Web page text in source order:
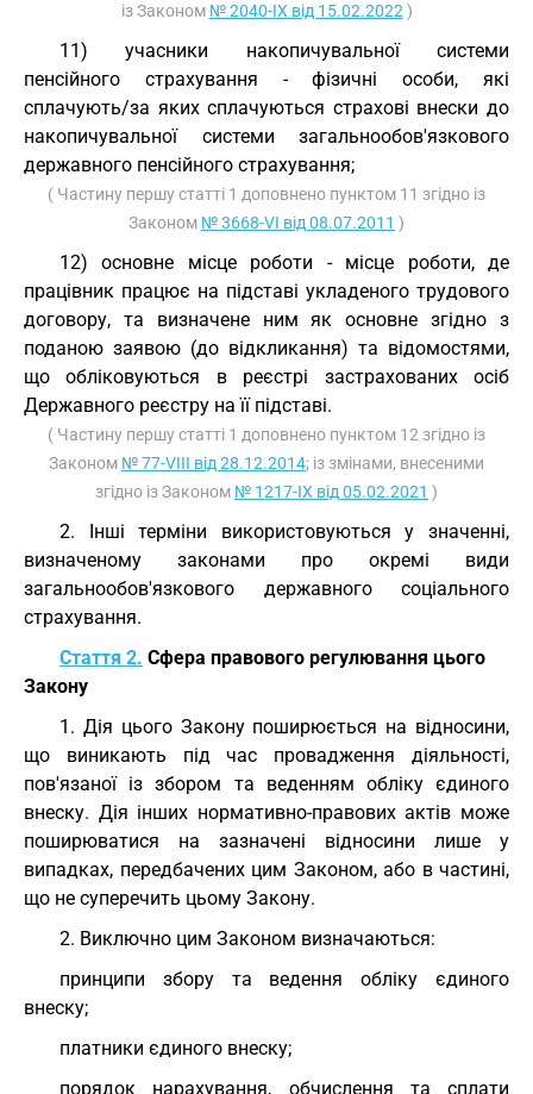
із Законом № 2040-IX від 15.02.2022 )
11) учасники накопичувальної системи
пенсійного страхування - фізичні особи, які
сплачують/за яких сплачуються страхові внески до
накопичувальної системи загальнообов'язкового
державного пенсійного страхування;
( Частину першу статті 1 доповнено пунктом 11 згідно із
Законом № 3668-VI від 08.07.2011 )
12) основне місце роботи - місце роботи, де
працівник працює на підставі укладеного трудового
договору, та визначене ним як основне згідно з
поданою заявою (до відкликання) та відомостями,
що обліковуються в реєстрі застрахованих осіб
Державного реєстру на її підставі.
( Частину першу статті 1 доповнено пунктом 12 згідно із
Законом № 77-VIII від 28.12.2014; із змінами, внесеними
згідно із Законом № 1217-IX від 05.02.2021 )
2. Інші терміни використовуються у значенні,
визначеному законами про окремі види
загальнообов'язкового державного соціального
страхування.
Стаття 2. Сфера правового регулювання цього
Закону
1. Дія цього Закону поширюється на відносини,
що виникають під час провадження діяльності,
пов'язаної із збором та веденням обліку єдиного
внеску. Дія інших нормативно-правових актів може
поширюватися на зазначені відносини лише у
випадках, передбачених цим Законом, або в частині,
що не суперечить цьому Закону.
2. Виключно цим Законом визначаються:
принципи збору та ведення обліку єдиного
внеску;
платники єдиного внеску;
порядок нарахування, обчислення та сплати